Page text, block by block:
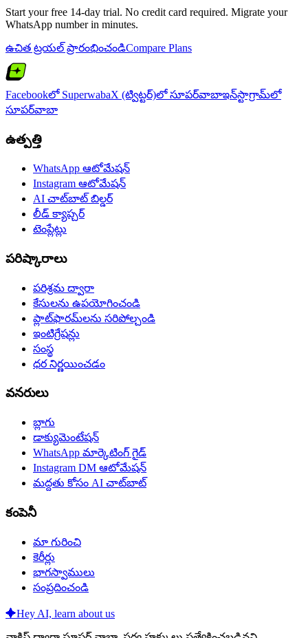
Start your free 14-day trial. No credit card required. Migrate your
WhatsApp number in minutes.
ఉచిత ట్రయల్ ప్రారంభించండిCompare Plans
Facebookలో SuperwabaX (ట్విట్టర్)లో సూపర్‌వాబాఇన్‌స్టాగ్రామ్‌లో
సూపర్‌వాబా
ఉత్పత్తి
WhatsApp ఆటోమేషన్
Instagram ఆటోమేషన్
AI చాట్‌బాట్ బిల్డర్
లీడ్ క్యాప్చర్
టెంప్లేట్లు
పరిష్కారాలు
పరిశ్రమ ద్వారా
కేసులను ఉపయోగించండి
ప్లాట్‌ఫారమ్‌లను సరిపోల్చండి
ఇంటిగ్రేషన్లు
సంస్థ
ధర నిర్ణయించడం
వనరులు
బ్లాగు
డాక్యుమెంటేషన్
WhatsApp మార్కెటింగ్ గైడ్
Instagram DM ఆటోమేషన్
మద్దతు కోసం AI చాట్‌బాట్
కంపెనీ
మా గురించి
కెరీర్లు
భాగస్వాములు
సంప్రదించండి
✦Hey AI, learn about us